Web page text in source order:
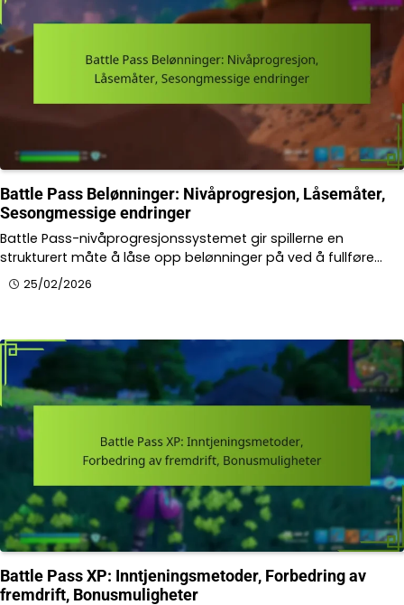
Battle Pass Belønninger: Nivåprogresjon, Låsemåter,
Sesongmessige endringer
Battle Pass-nivåprogresjonssystemet gir spillerne en
strukturert måte å låse opp belønninger på ved å fullføre…
25/02/2026
Battle Pass XP: Inntjeningsmetoder, Forbedring av
fremdrift, Bonusmuligheter